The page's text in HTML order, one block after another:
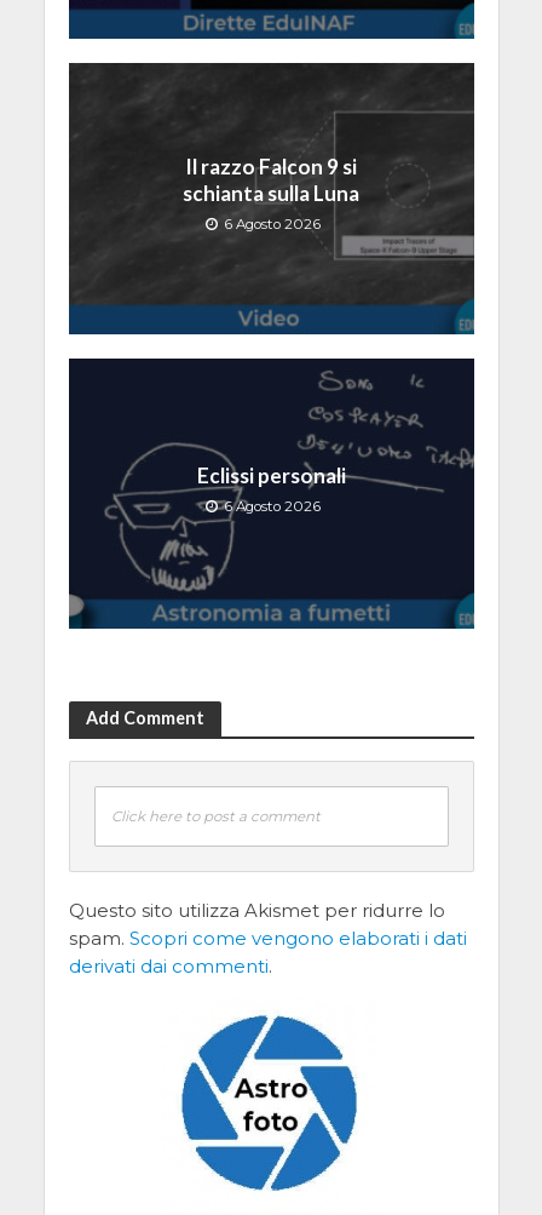
Il razzo Falcon 9 si
schianta sulla Luna
6 Agosto 2026
Eclissi personali
6 Agosto 2026
Add Comment
Click here to post a comment
Questo sito utilizza Akismet per ridurre lo
spam. Scopri come vengono elaborati i dati
derivati dai commenti.